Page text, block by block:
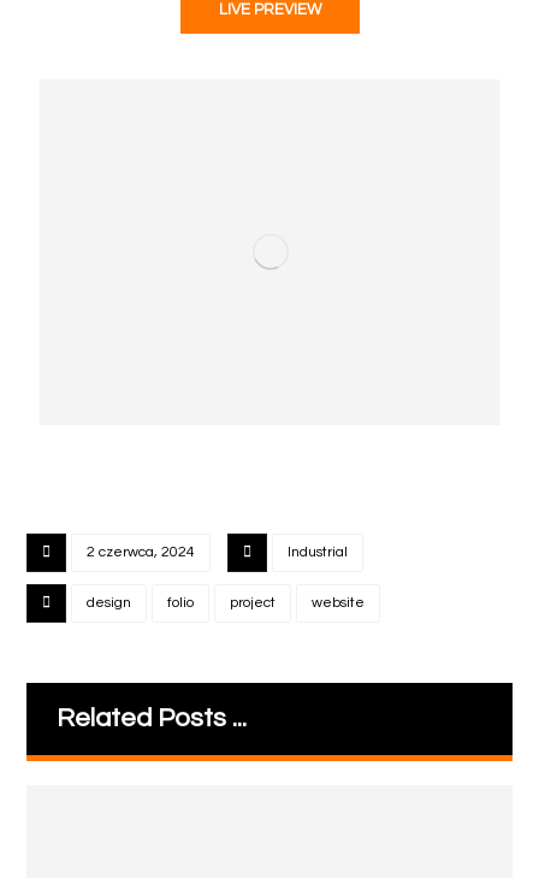
LIVE PREVIEW
2 czerwca, 2024 Industrial
design folio project website
Related Posts ...